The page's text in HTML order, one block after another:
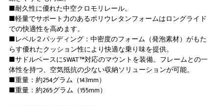
■耐久性に優れた中空クロモリレール。
■軽量でサポート力のあるポリウレタンフォームはロングライド
での快適性を高めます。
■レベル２パッディング：中密度のフォーム（発泡素材）がもた
らす優れたクッション性により快適な乗り味を提供。
■サドルベースにSWAT™対応のマウントを装備。フレームとの一
体性を持つ、空気抵抗の少ない収納ソリューションが可能。
■重量：約254グラム（143mm）
■重量：約265グラム（155mm）